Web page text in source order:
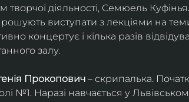
творчої діяльності, Семюель
виступати з лекціями на
концертує і кілька разів
залу.
Прокопович – скрипалька.
№1. Наразі навчається у